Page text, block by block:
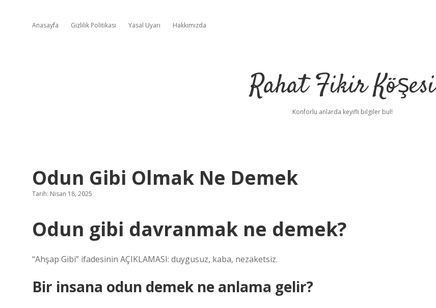
Anasayfa Gizlilik Politikası Yasal Uyarı Hakkımızda
Rahat Fikir Köşesi
Konforlu anlarda keyifli bilgiler bul!
Odun Gibi Olmak Ne Demek
Tarih: Nisan 18, 2025
Odun gibi davranmak ne demek?
“Ahşap Gibi” ifadesinin AÇIKLAMASI: duygusuz, kaba, nezaketsiz.
Bir insana odun demek ne anlama gelir?